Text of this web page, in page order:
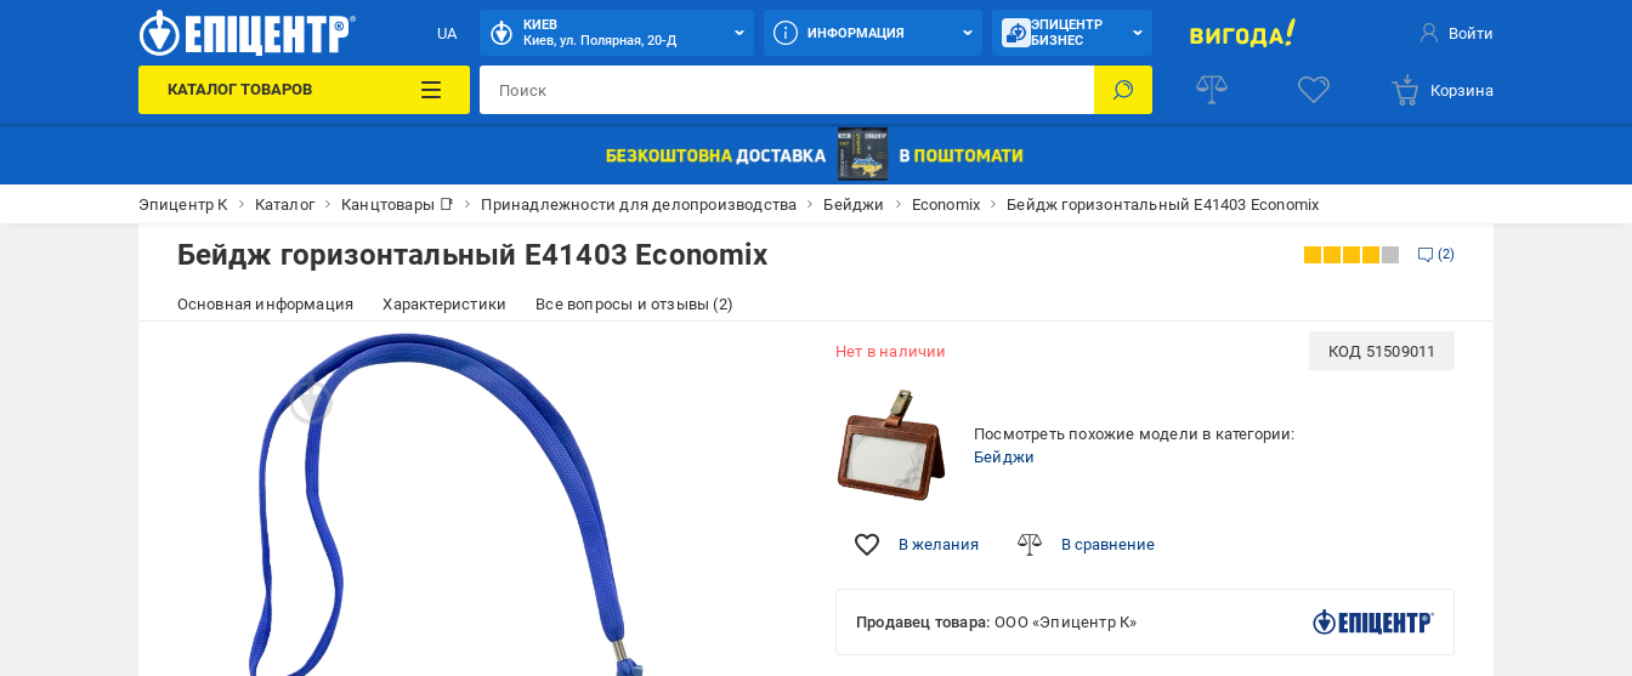
UA
КИЕВ
Киев, ул. Полярная, 20-Д
ИНФОРМАЦИЯ
ЭПИЦЕНТР
БИЗНЕС
Войти
КАТАЛОГ ТОВАРОВ Корзина
Эпицентр К Каталог Канцтовары 📑 Принадлежности для делопроизводства Бейджи Economix Бейдж горизонтальный E41403 Economix
Бейдж горизонтальный E41403 Economix 2
Основная информация Характеристики Все вопросы и отзывы (2)
Нет в наличии КОД 51509011
Посмотреть похожие модели в категории:
Бейджи
В желания В сравнение
Продавец товара: ООО «Эпицентр К»